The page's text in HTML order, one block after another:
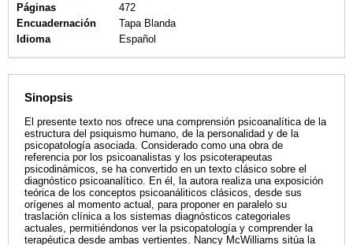
Páginas
472
Encuadernación
Tapa Blanda
Idioma
Español
Sinopsis
El presente texto nos ofrece una comprensión psicoanalítica de la
estructura del psiquismo humano, de la personalidad y de la
psicopatología asociada. Considerado como una obra de
referencia por los psicoanalistas y los psicoterapeutas
psicodinámicos, se ha convertido en un texto clásico sobre el
diagnóstico psicoanalítico. En él, la autora realiza una exposición
teórica de los conceptos psicoanáliticos clásicos, desde sus
orígenes al momento actual, para proponer en paralelo su
traslación clínica a los sistemas diagnósticos categoriales
actuales, permitiéndonos ver la psicopatología y comprender la
terapéutica desde ambas vertientes. Nancy McWilliams sitúa la